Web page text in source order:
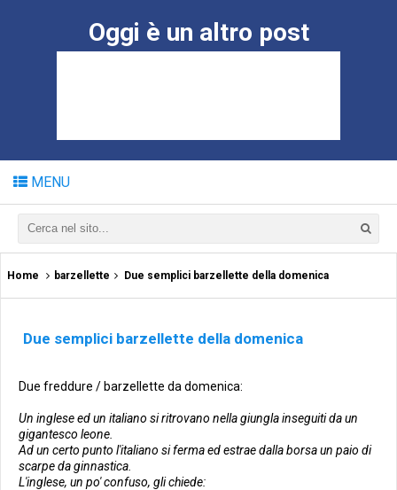
Oggi è un altro post
MENU
Home barzellette Due semplici barzellette della domenica
Due semplici barzellette della domenica
Due freddure / barzellette da domenica:
Un inglese ed un italiano si ritrovano nella giungla inseguiti da un
gigantesco leone.
Ad un certo punto l'italiano si ferma ed estrae dalla borsa un paio di
scarpe da ginnastica.
L'inglese, un po' confuso, gli chiede: